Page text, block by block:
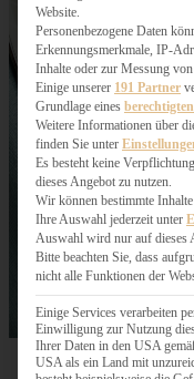
Website.
Personenbezogene Daten
Erkennungsmerkmale, IP-
Inhalte oder zur Messung
Einige unserer 191 Partner
Grundlage eines
Weitere Informationen über
finden Sie unter
Es besteht keine
dieses Angebot zu nutzen.
Wir können bestimmte
Ihre Auswahl jederzeit unter
Auswahl wird nur auf dieses
Bitte beachten Sie, dass
nicht alle Funktionen der
Einige Services verarbeiten
Einwilligung zur Nutzung
Ihrer Daten in den USA
USA als ein Land mit